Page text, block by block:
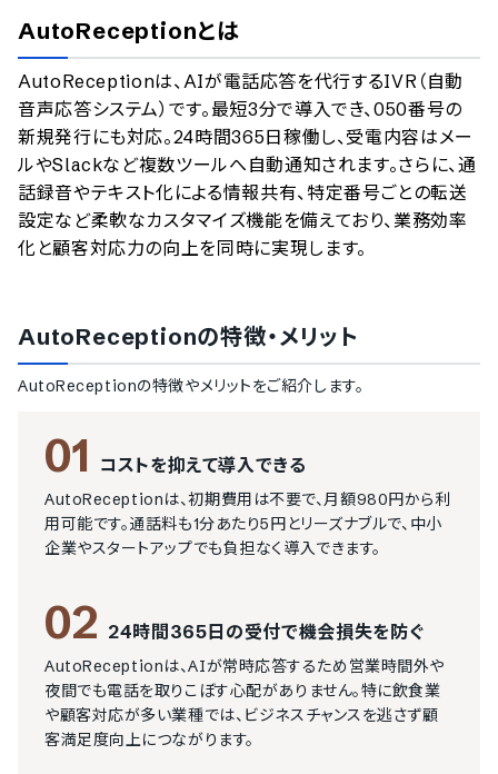
のサービス情報は、
のサービスデータを参照しています。
情報更新者：AI最強ナビ編集部 情報取得元 掲載修正依頼
AutoReceptionとは
AutoReceptionは、AIが電話応答を代行するIVR（自動
音声応答システム）です。最短3分で導入でき、050番号の
新規発行にも対応。24時間365日稼働し、受電内容はメー
ルやSlackなど複数ツールへ自動通知されます。さらに、通
話録音やテキスト化による情報共有、特定番号ごとの転送
設定など柔軟なカスタマイズ機能を備えており、業務効率
化と顧客対応力の向上を同時に実現します。
AutoReceptionの特徴・メリット
AutoReceptionの特徴やメリットをご紹介します。
01 コストを抑えて導入できる
AutoReceptionは、初期費用は不要で、月額980円から利
用可能です。通話料も1分あたり5円とリーズナブルで、中小
企業やスタートアップでも負担なく導入できます。
02 24時間365日の受付で機会損失を防ぐ
AutoReceptionは、AIが常時応答するため営業時間外や
夜間でも電話を取りこぼす心配がありません。特に飲食業
や顧客対応が多い業種では、ビジネスチャンスを逃さず顧
客満足度向上につながります。